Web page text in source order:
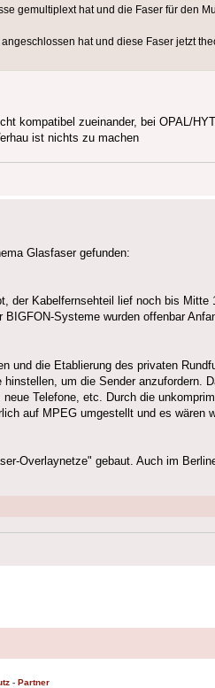
gemultiplext hat und die Faser für den
hat und diese Faser jetzt
kompatibel zueinander, bei OPAL/
ist nichts zu machen
Glasfaser gefunden:
der Kabelfernsehteil lief noch bis Mitte
BIGFON-Systeme wurden offenbar
und die Etablierung des privaten
um die Sender anzufordern.
Telefone, etc. Durch die
auf MPEG umgestellt und es wären
Overlaynetze" gebaut. Auch im
- Partner